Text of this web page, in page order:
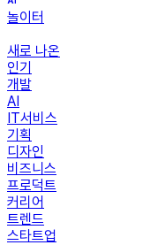
놀이터
새로 나온
인기
개발
AI
IT서비스
기획
디자인
비즈니스
프로덕트
커리어
트렌드
스타트업